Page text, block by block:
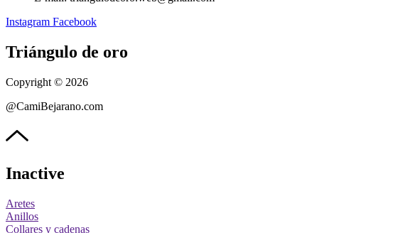
Instagram Facebook
Triángulo de oro
Copyright © 2026
@CamiBejarano.com
Inactive
Aretes
Anillos
Collares y cadenas